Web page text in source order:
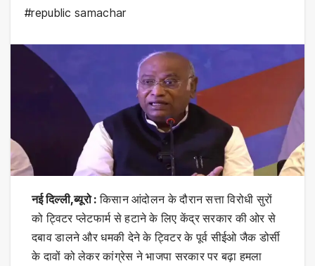
#republic samachar
नई दिल्ली,ब्यूरो :किसान आंदोलन के दौरान सत्ता विरोधी सुरों
को ट्विटर प्लेटफार्म से हटाने के लिए केंद्र सरकार की ओर से
दबाव डालने और धमकी देने के ट्विटर के पूर्व सीईओ जैक डोर्सी
के दावों को लेकर कांग्रेस ने भाजपा सरकार पर बढ़ा हमला